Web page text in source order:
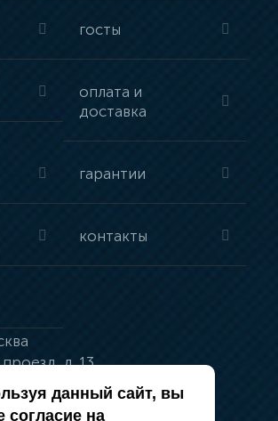
госты
оплата и
доставка
гарантии
контакты
д. 13
41-83
данный сайт, вы
согласие на